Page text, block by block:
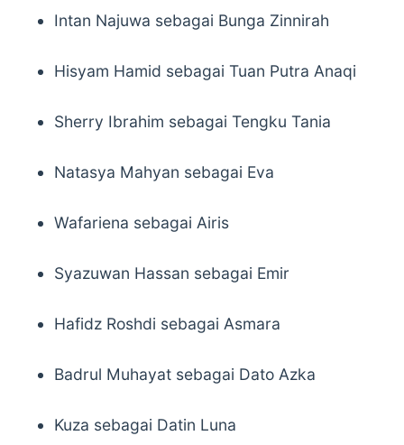
Intan Najuwa sebagai Bunga Zinnirah
Hisyam Hamid sebagai Tuan Putra Anaqi
Sherry Ibrahim sebagai Tengku Tania
Natasya Mahyan sebagai Eva
Wafariena sebagai Airis
Syazuwan Hassan sebagai Emir
Hafidz Roshdi sebagai Asmara
Badrul Muhayat sebagai Dato Azka
Kuza sebagai Datin Luna